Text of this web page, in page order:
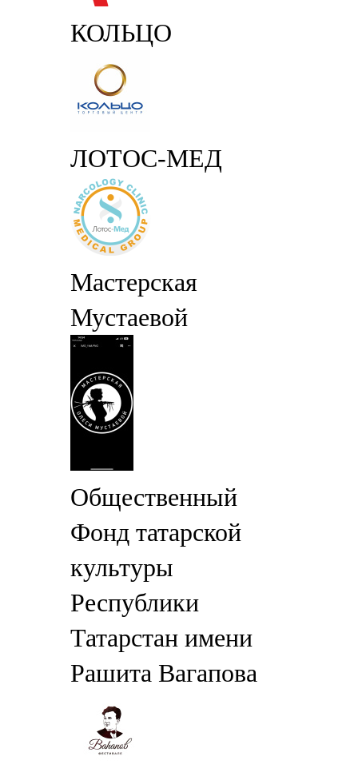
КОЛЬЦО
ЛОТОС-МЕД
Мастерская
Мустаевой
Общественный
Фонд татарской
культуры
Республики
Татарстан имени
Рашита Вагапова